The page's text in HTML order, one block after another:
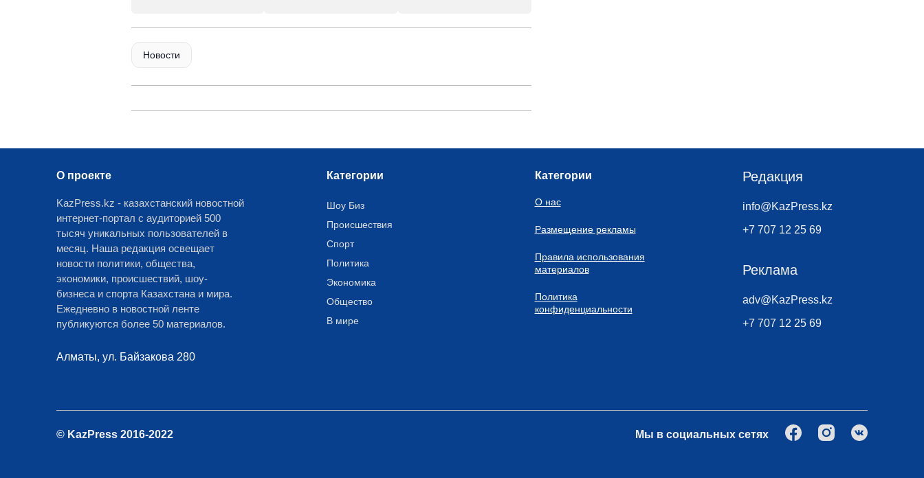
Новости
О проекте
KazPress.kz - казахстанский новостной
интернет-портал с аудиторией 500
тысяч уникальных пользователей в
месяц. Наша редакция освещает
новости политики, общества,
экономики, происшествий, шоу-
бизнеса и спорта Казахстана и мира.
Ежедневно в новостной ленте
публикуются более 50 материалов.
Алматы, ул. Байзакова 280
Категории
Шоу Биз
Происшествия
Спорт
Политика
Экономика
Общество
В мире
Категории
О нас
Размещение рекламы
Правила использования
материалов
Политика
конфиденциальности
Редакция
info@KazPress.kz
+7 707 12 25 69
Реклама
adv@KazPress.kz
+7 707 12 25 69
© KazPress 2016-2022 Мы в социальных сетях